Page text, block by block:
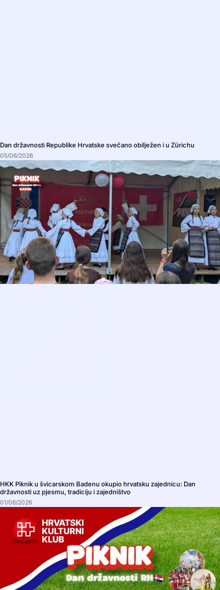
Dan državnosti Republike Hrvatske svečano obilježen i u Zürichu
05/06/2026
HKK Piknik u švicarskom Badenu okupio hrvatsku zajednicu: Dan
državnosti uz pjesmu, tradiciju i zajedništvo
01/06/2026